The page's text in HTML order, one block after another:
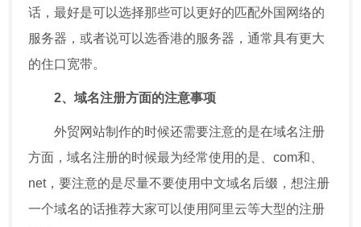
话，最好是可以选择那些可以更好的匹配外国网络的
服务器，或者说可以选香港的服务器，通常具有更大
的住口宽带。
2、域名注册方面的注意事项
外贸网站制作的时候还需要注意的是在域名注册
方面，域名注册的时候最为经常使用的是、com和、
net，要注意的是尽量不要使用中文域名后缀，想注册
一个域名的话推荐大家可以使用阿里云等大型的注册